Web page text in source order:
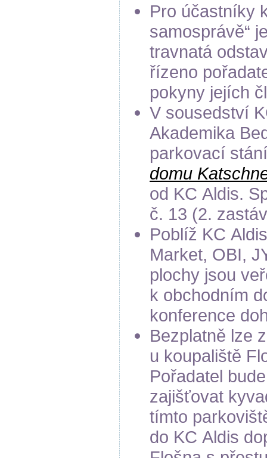
Pro účastníky
samosprávě“
travnatá
řízeno
pokyny jejích
V sousedství
Akademika
parkovací
domu
od KC Aldis.
č. 13 (2.
Poblíž KC
Market, OBI,
plochy jsou
k obchodním
konference
Bezplatně lze
u koupaliště
Pořadatel
zajišťovat
tímto
do KC Aldis